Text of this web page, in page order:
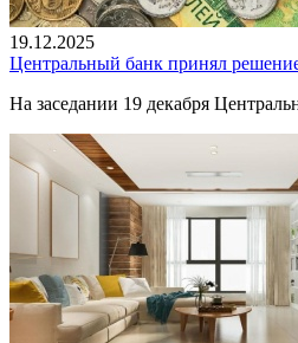
19.12.2025
Центральный банк принял
На заседании 19 декабря